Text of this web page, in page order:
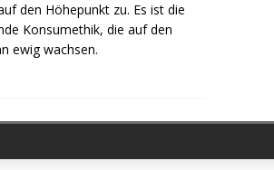
den Höhepunkt zu. Es ist die
Konsumethik, die auf den
ewig wachsen.